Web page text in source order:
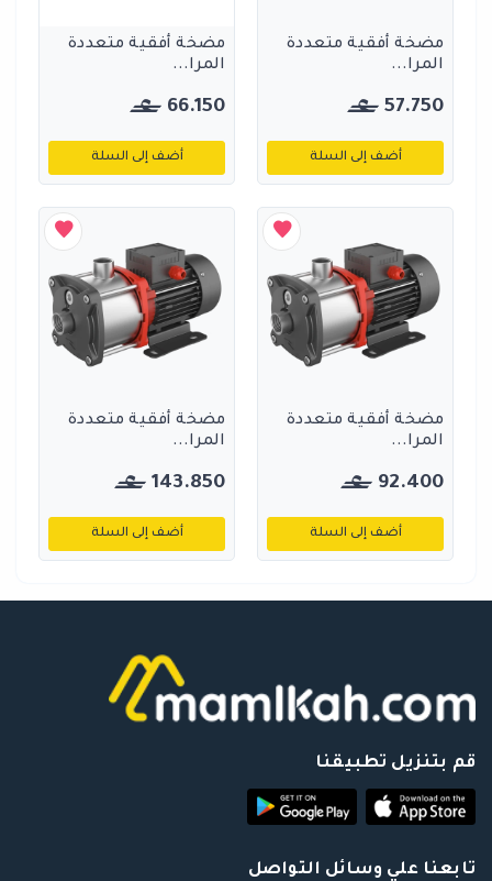
مضخة أفقية متعددة
المرا...
57.750
أضف إلى السلة
مضخة أفقية متعددة
المرا...
66.150
أضف إلى السلة
مضخة أفقية متعددة
المرا...
92.400
أضف إلى السلة
مضخة أفقية متعددة
المرا...
143.850
أضف إلى السلة
قم بتنزيل تطبيقنا
تابعنا علي وسائل التواصل